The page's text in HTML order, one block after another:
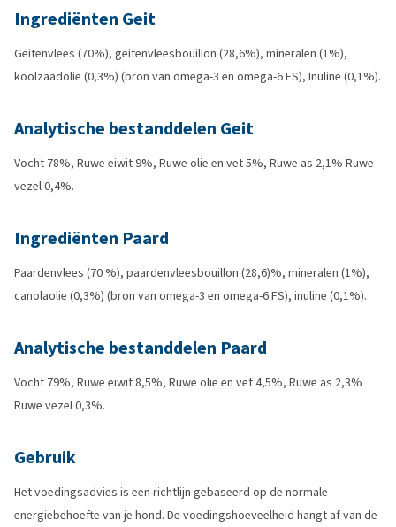
Ingrediënten Geit
Geitenvlees (70%), geitenvleesbouillon (28,6%), mineralen (1%),
koolzaadolie (0,3%) (bron van omega-3 en omega-6 FS), Inuline (0,1%).
Analytische bestanddelen Geit
Vocht 78%, Ruwe eiwit 9%, Ruwe olie en vet 5%, Ruwe as 2,1% Ruwe
vezel 0,4%.
Ingrediënten Paard
Paardenvlees (70 %), paardenvleesbouillon (28,6)%, mineralen (1%),
canolaolie (0,3%) (bron van omega-3 en omega-6 FS), inuline (0,1%).
Analytische bestanddelen Paard
Vocht 79%, Ruwe eiwit 8,5%, Ruwe olie en vet 4,5%, Ruwe as 2,3%
Ruwe vezel 0,3%.
Gebruik
Het voedingsadvies is een richtlijn gebaseerd op de normale
energiebehoefte van je hond. De voedingshoeveelheid hangt af van de